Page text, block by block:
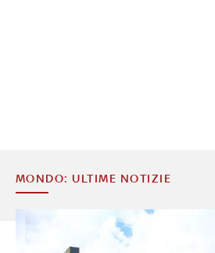
MONDO: ULTIME NOTIZIE